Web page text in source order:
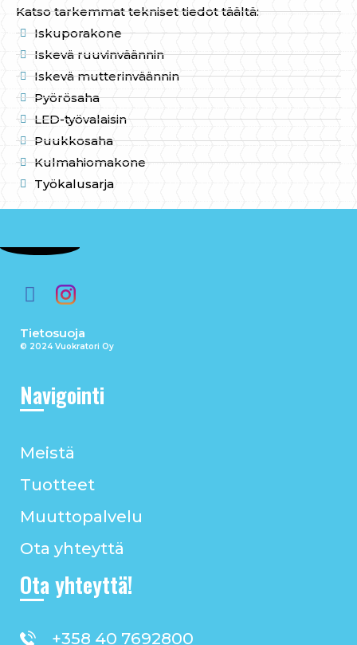
Katso tarkemmat tekniset tiedot täältä:
Iskuporakone
Iskevä ruuvinväännin
Iskevä mutterinväännin
Pyörösaha
LED-työvalaisin
Puukkosaha
Kulmahiomakone
Työkalusarja
Tietosuoja
© 2024 Vuokratori Oy
Navigointi
Meistä
Tuotteet
Muuttopalvelu
Ota yhteyttä
Ota yhteyttä!
+358 40 7692800